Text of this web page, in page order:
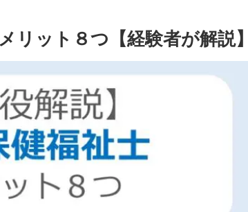
リット８つ【経験者が解説】